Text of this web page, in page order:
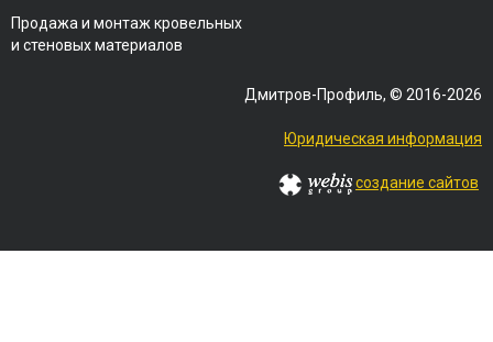
Продажа и монтаж кровельных
и стеновых материалов
Дмитров-Профиль, © 2016-2026
Юридическая информация
создание сайтов